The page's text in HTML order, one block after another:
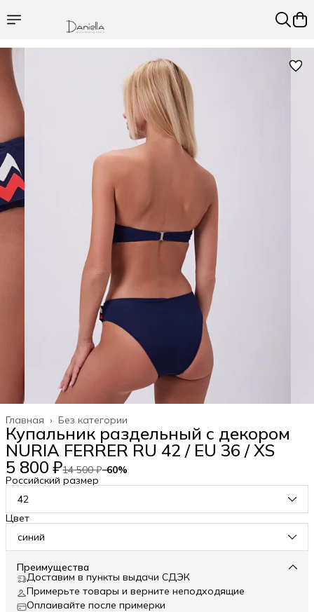
Без категории
Главная ›
Купальник раздельный с декором
NURIA FERRER RU 42 / EU 36 / XS
5 800 ₽14 500 ₽−60%
Российский размер
42
Цвет
синий
Преимущества
Доставим в пункты выдачи СДЭК
Примерьте товары и верните неподходящие
Оплаивайте после примерки